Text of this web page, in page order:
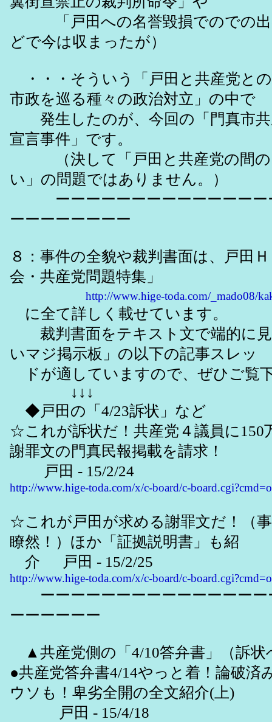
「戸田への名誉毀損でのでの出
どで今は収まったが）
・・・そういう「戸田と共産党と
市政を巡る種々の政治対立」の中で
発生したのが、今回の「門真市共
宣言事件」です。
（決して「戸田と共産党の間の
い」の問題ではありません。）
ーーーーーーーーーーーーーー
ーーーーーーーー
８：事件の全貌や裁判書面は、戸田
会・共産党問題特集」
http://www.hige-toda.com/_mado08/
に全て詳しく載せています。
裁判書面をテキスト文で端的に見
いマジ掲示板」の以下の記事スレッ
ドが適していますので、ぜひご覧
↓↓↓
◆戸田の「4/23訴状」など
☆これが訴状だ！共産党４議員に150
謝罪文の門真民報掲載を請求！
戸田 - 15/2/24
http://www.hige-toda.com/x/c-board/c-
☆これが戸田が求める謝罪文だ！（
瞭然！）ほか「証拠説明書」も紹
介 戸田 - 15/2/25
http://www.hige-toda.com/x/c-board/c-
ーーーーーーーーーーーーーーー
ーーーーーー
▲共産党側の「4/10答弁書」（訴状
●共産党答弁書4/14やっと着！論破済
ウソも！卑劣全開の全文紹介(上)
戸田 - 15/4/18